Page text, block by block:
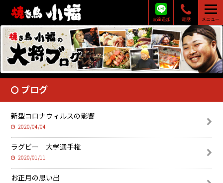
友達追加 電話 メニュー
ブログ
新型コロナウィルスの影響
2020/04/04
ラグビー 大学選手権
2020/01/11
お正月の思い出